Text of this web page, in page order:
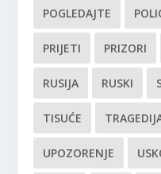
POGLEDAJTE
PRIJETI PRIZORI
RUSIJA RUSKI
TISUĆE
UPOZORENJE